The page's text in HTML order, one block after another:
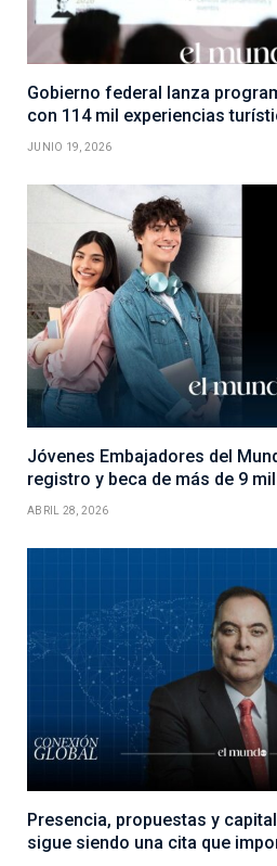
Gobierno federal lanza
con 114 mil experiencias
JUNIO 19, 2026
Jóvenes Embajadores del
registro y beca de más de 9
ABRIL 28, 2026
Presencia, propuestas y
sigue siendo una cita que